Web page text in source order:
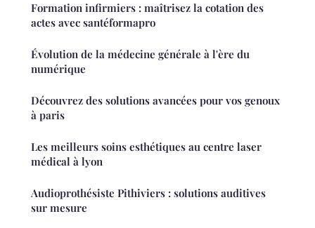
Formation infirmiers : maîtrisez la cotation des
actes avec santéformapro
Évolution de la médecine générale à l'ère du
numérique
Découvrez des solutions avancées pour vos genoux
à paris
Les meilleurs soins esthétiques au centre laser
médical à lyon
Audioprothésiste Pithiviers : solutions auditives
sur mesure